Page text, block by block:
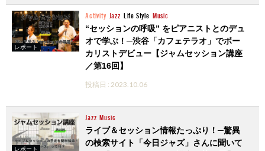
レポート
Activity Jazz Life Style Music
“セッションの呼吸” をピアニストとのデュ
オで学ぶ！─渋谷「カフェテラオ」でボー
カリストデビュー【ジャムセッション講座
／第16回】
投稿日 : 2023.10.06
レポート
Jazz Music
ライブ＆セッション情報たっぷり！─驚異
の検索サイト「今日ジャズ」さんに聞いて